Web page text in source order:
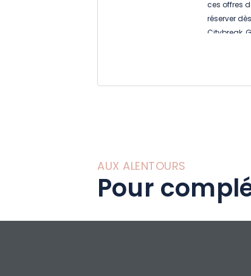
ces offres
réserver
Citybreak
AUX ALENTOURS
Pour